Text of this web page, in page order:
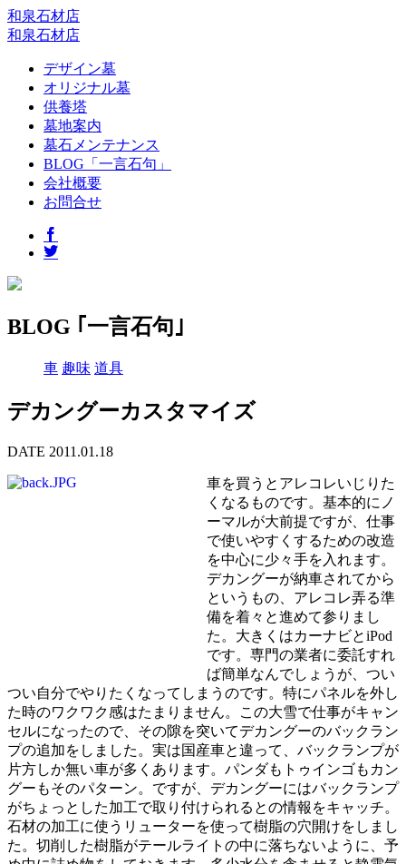
和泉石材店
和泉石材店
デザイン墓
オリジナル墓
供養塔
墓地案内
墓石メンテナンス
BLOG「一言石句」
会社概要
お問合せ
BLOG ｢一言石句｣
車 趣味 道具
デカングーカスタマイズ
DATE 2011.01.18
車を買うとアレコレいじりた
くなるものです。基本的にノ
ーマルが大前提ですが、仕事
で使いやすくするための改造
を中心に少々手を入れます。
デカングーが納車されてから
というもの、アレコレ弄る準
備を着々と進めて参りまし
た。大きくはカーナビとiPod
です。専門の業者に委託すれ
ば簡単なんでしょうが、つい
つい自分でやりたくなってしまうのです。特にパネルを外し
た時のワクワク感はたまりません。この大雪で仕事がキャン
セルになったので、その隙を突いてデカングーのバックラン
プの追加をしました。実は国産車と違って、バックランプが
片方しか無い車が多くあります。パンダもトゥインゴもカン
グーもそのパターン。ですが、デカングーにはバックランプ
がちょっとした加工で取り付けられるとの情報をキャッチ。
石材の加工に使うリューターを使って樹脂の穴開けをしまし
た。切削した樹脂がテールライトの中に落ちないように、予